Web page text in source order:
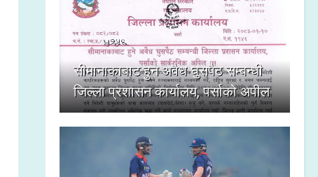
सीमानाकाबाट हुने अवैध घुसपैठ सम्बन्धी
जिल्ला प्रशासन कार्यालय, पर्साको अपील